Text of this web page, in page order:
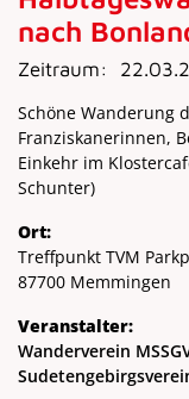
nach
Zeitraum:
Schöne Wanderung
Franziskanerinnen,
Einkehr im
Schunter)
Ort:
Treffpunkt TVM
87700 Memmingen
Veranstalter:
Wanderverein